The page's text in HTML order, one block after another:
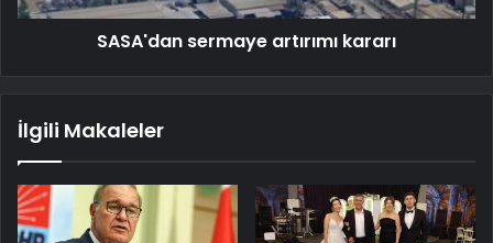
SASA'dan sermaye artırımı kararı
İlgili Makaleler